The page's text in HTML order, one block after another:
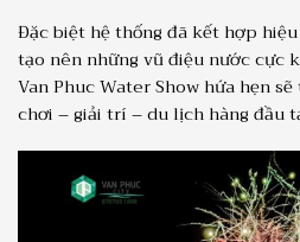
Đặc biệt hệ thống đã kết hợp
tạo nên những vũ điệu nước cực
Van Phuc Water Show hứa hẹn
chơi – giải trí – du lịch hàng đầu